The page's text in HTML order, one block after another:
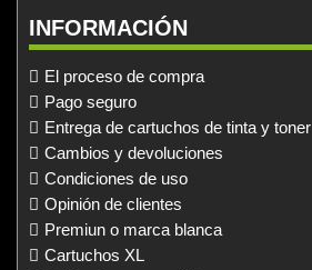
INFORMACIÓN
El proceso de compra
Pago seguro
Entrega de cartuchos de tinta y toner
Cambios y devoluciones
Condiciones de uso
Opinión de clientes
Premiun o marca blanca
Cartuchos XL